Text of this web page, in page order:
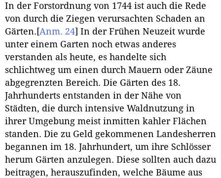
In der Forstordnung von 1744 ist auch die Rede
von durch die Ziegen verursachten Schaden an
Gärten. [Anm. 24] In der Frühen Neuzeit wurde
unter einem Garten noch etwas anderes
verstanden als heute, es handelte sich
schlichtweg um einen durch Mauern oder Zäune
abgegrenzten Bereich. Die Gärten des 18.
Jahrhunderts entstanden in der Nähe von
Städten, die durch intensive Waldnutzung in
ihrer Umgebung meist inmitten kahler Flächen
standen. Die zu Geld gekommenen Landesherren
begannen im 18. Jahrhundert, um ihre Schlösser
herum Gärten anzulegen. Diese sollten auch dazu
beitragen, herauszufinden, welche Bäume aus